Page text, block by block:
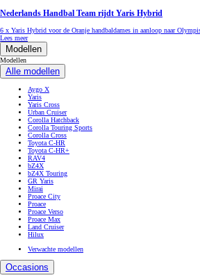
Nederlands Handbal Team rijdt Yaris Hybrid
6 x Yaris Hybrid voor de Oranje handbaldames in aanloop naar
Lees meer
Modellen
Modellen
Alle modellen
Aygo X
Yaris
Yaris Cross
Urban Cruiser
Corolla Hatchback
Corolla Touring Sports
Corolla Cross
Toyota C-HR
Toyota C-HR+
RAV4
bZ4X
bZ4X Touring
GR Yaris
Mirai
Proace City
Proace
Proace Verso
Proace Max
Land Cruiser
Hilux
Verwachte modellen
Occasions